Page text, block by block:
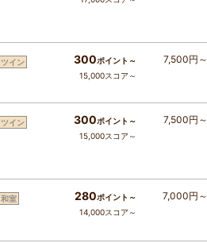
ツイン 300ポイント～
15,000スコア～
7,500円～
ツイン 300ポイント～
15,000スコア～
7,500円～
和室 280ポイント～
14,000スコア～
7,000円～